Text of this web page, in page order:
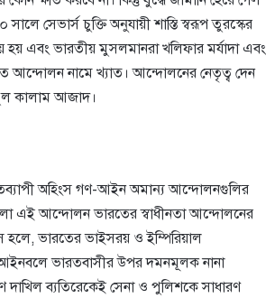
সেভার্স চুক্তি অনুযায়ী শাস্তি স্বরূপ তুরস্কের
এবং ভারতীয় মুসলমানরা খলিফার মর্যাদা এবং
নামে খ্যাত। আন্দোলনের নেতৃত্ব দেন
কালাম আজাদ।
অহিংস গণ-আইন অমান্য আন্দোলনগুলির
চলা এই আন্দোলন ভারতের স্বাধীনতা আন্দোলনের
হলে, ভারতের ভাইসরয় ও ইম্পিরিয়াল
ভারতবাসীর উপর দমনমূলক নানা
দাখিল ব্যতিরেকেই সেনা ও পুলিশকে সাধারণ